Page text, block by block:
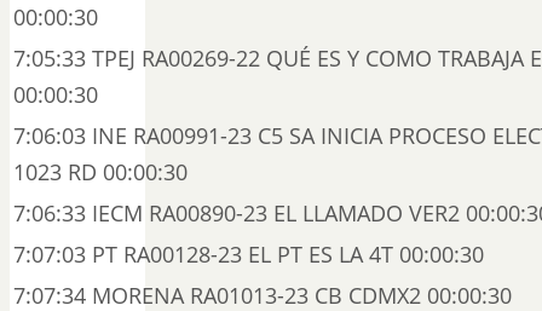
00:00:30
7:05:33 TPEJ RA00269-22 QUÉ ES Y COMO TRABAJA
00:00:30
7:06:03 INE RA00991-23 C5 SA INICIA PROCESO
1023 RD 00:00:30
7:06:33 IECM RA00890-23 EL LLAMADO VER2
7:07:03 PT RA00128-23 EL PT ES LA 4T 00:00:30
7:07:34 MORENA RA01013-23 CB CDMX2 00:00:30